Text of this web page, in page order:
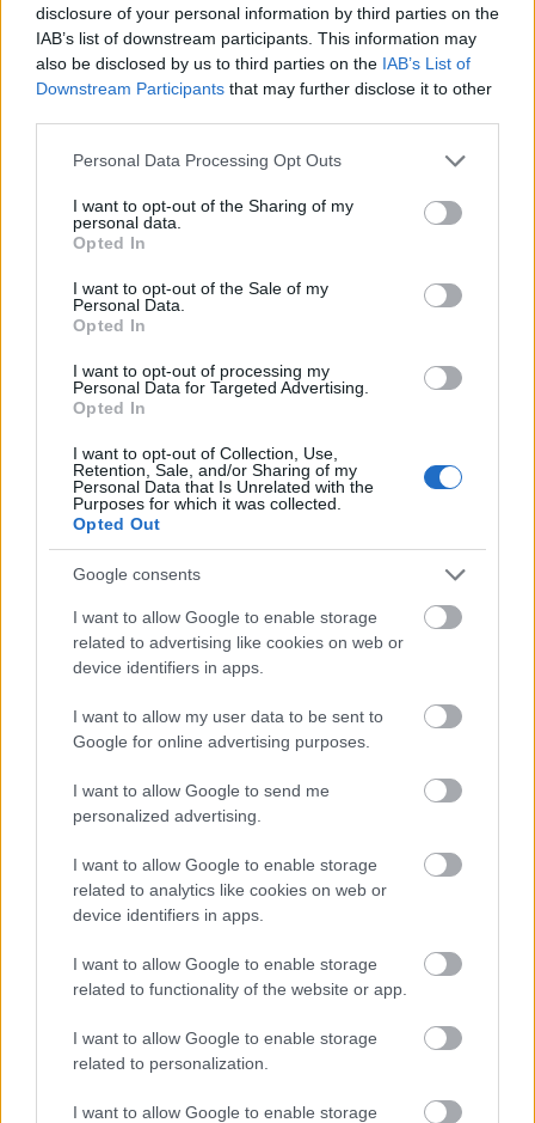
disclosure of your personal information by third parties on the
IAB’s list of downstream participants. This information may
also be disclosed by us to third parties on the IAB’s List of
Downstream Participants that may further disclose it to other
Please note that this website/app uses one or more Google
not limited to your visit or usage behaviour. You may click to
grant or deny consent to Google and its third-party tags to
use your data for below specified purposes in below Google
consent section.
Personal Data Processing Opt Outs
I want to opt-out of the Sharing of my
personal data.
Opted In
I want to opt-out of the Sale of my
Personal Data.
Opted In
I want to opt-out of processing my
Personal Data for Targeted Advertising.
Opted In
I want to opt-out of Collection, Use,
Retention, Sale, and/or Sharing of my
Personal Data that Is Unrelated with the
Purposes for which it was collected.
Opted Out
Google consents
I want to allow Google to enable storage
related to advertising like cookies on web or
device identifiers in apps.
I want to allow my user data to be sent to
Google for online advertising purposes.
I want to allow Google to send me
personalized advertising.
I want to allow Google to enable storage
related to analytics like cookies on web or
device identifiers in apps.
I want to allow Google to enable storage
related to functionality of the website or app.
I want to allow Google to enable storage
related to personalization.
I want to allow Google to enable storage
Térképpel megtámogatva - La
Solidaire du Chocolat
isail•2009. november 11.
számolnak be, voltak, aki 16 csomós sebességet is
elértek hajójukkal. Az vezető párosnak (Tanguy de
Lamotte / Adrien Hardy - Initiatives-Novedia)
sikerült újra 100 mérföld fölé tornáznia előnyét.
Nézzük, …
Leharcolva - La Solidaire du Chocolat
2009. november 05.
Két héttel a rajt után a fáradtság jelei
ellenállhatatlanul törnek elő a versenyzőkből.
Mindenkinek vannak technikai problémái, azok
haladnak elöl, akiknek a legkevesebb. A szabályok
szerint, ha egy hajó technikai gondok miatt kikötőbe
áll, akkor minimum…
Szétszakadó mezőny - La Solidaire du
Chocolat
2009. október 28.
Egy hete rajtolt el a 24 hajó, de már csak 17 páros
tartók vannak többen, ők közel voltak az Azori-
szigetekhez, öten a part (Afrika) mellett maradtak
(innen kerül ki az utolsó), de ők a kereskedelmi…
Erősödő szél, lassuló hajók - La
Solidaire du Chocolat
2009. október 23.